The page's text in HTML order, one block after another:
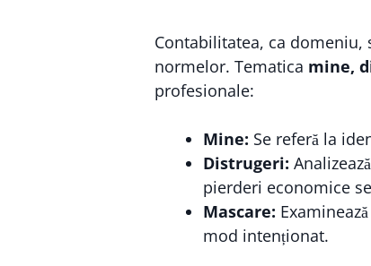
Contabilitatea, ca domeniu,
normelor. Tematica mine,
profesionale:
Mine: Se referă la
Distrugeri:
pierderi economice
Mascare:
mod intenționat.